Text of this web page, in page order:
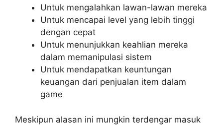
Untuk mengalahkan lawan-lawan mereka
Untuk mencapai level yang lebih tinggi
dengan cepat
Untuk menunjukkan keahlian mereka
dalam memanipulasi sistem
Untuk mendapatkan keuntungan
keuangan dari penjualan item dalam
game
Meskipun alasan ini mungkin terdengar masuk